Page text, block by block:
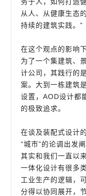
从人、从健康生态
持续的建筑实践。”
在这个观点的影响
为了一个集建筑、
计公司，其践行的
案。大到一栋建筑
设置，AOD设计都
的极致追求。
在谈及装配式设计
“城市”的论调出发
其实和我们一直以
一体化设计有很多
工业生产的逻辑，
分得以协同展开，